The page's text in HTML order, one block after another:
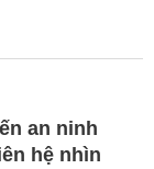
an ninh
hệ nhìn